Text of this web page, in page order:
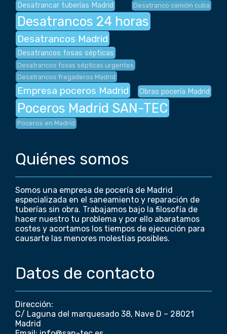
Desatrancar tuberías Madrid Desatranco camión cuba
Desatrancos 24 horas
Desatrancos Madrid
Desatrancos fosas sépticas
Desatrancos fosas sépticas urgentes
Desatrancos fregaderos Madrid
Empresa poceros Madrid Obras pocería Madrid
Poceros Madrid SAN-TEC
Poceros en Madrid
Quiénes somos
Somos una empresa de pocería de Madrid
especializada en el saneamiento y reparación de
tuberías sin obra. Trabajamos bajo la filosofía de
hacer nuestro tu problema y por ello abaratamos
costes y acortamos los tiempos de ejecución para
causarte las menores molestias posibles.
Datos de contacto
Dirección:
C/ Laguna del marquesado 38, Nave D – 28021
Madrid